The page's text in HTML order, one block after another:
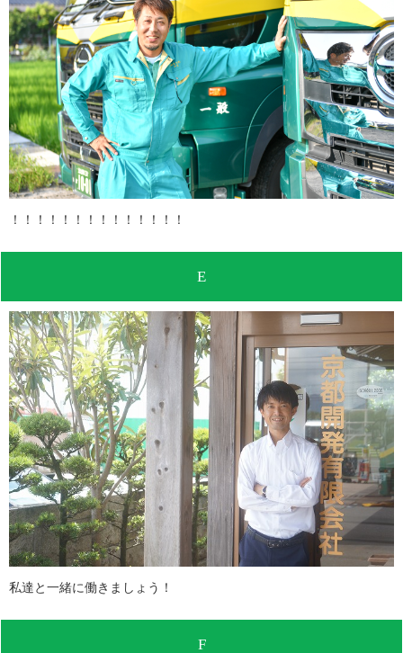
！！！！！！！！！！！！！！
E
私達と一緒に働きましょう！
F